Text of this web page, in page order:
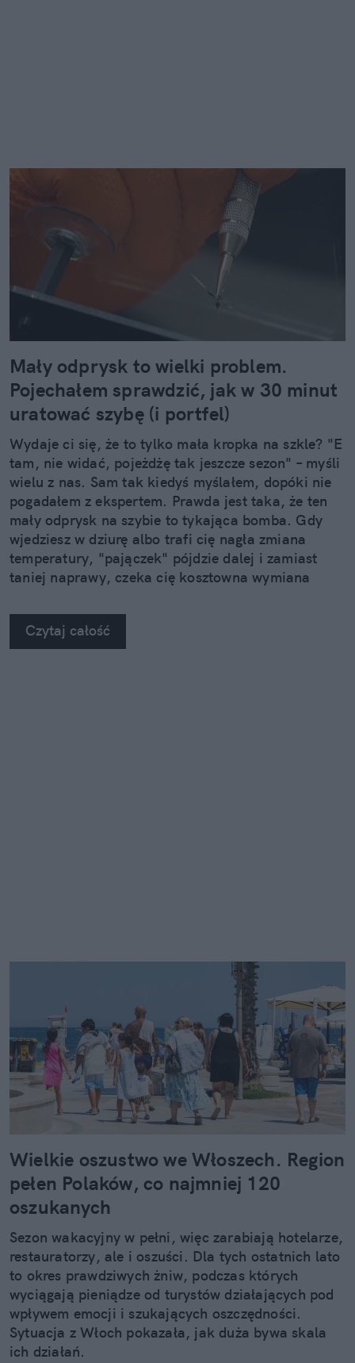
Mały odprysk to wielki problem.
Pojechałem sprawdzić, jak w 30 minut
uratować szybę (i portfel)
Wydaje ci się, że to tylko mała kropka na szkle? "E
tam, nie widać, pojeżdżę tak jeszcze sezon" – myśli
wielu z nas. Sam tak kiedyś myślałem, dopóki nie
pogadałem z ekspertem. Prawda jest taka, że ten
mały odprysk na szybie to tykająca bomba. Gdy
wjedziesz w dziurę albo trafi cię nagła zmiana
temperatury, "pajączek" pójdzie dalej i zamiast
taniej naprawy, czeka cię kosztowna wymiana
na własne oczy zobaczyć, jak profesjonaliści radzą
sobie z takimi uszkodzeniami.
Czytaj całość
Wielkie oszustwo we Włoszech. Region
pełen Polaków, co najmniej 120
oszukanych
Sezon wakacyjny w pełni, więc zarabiają hotelarze,
restauratorzy, ale i oszuści. Dla tych ostatnich lato
to okres prawdziwych żniw, podczas których
wyciągają pieniądze od turystów działających pod
wpływem emocji i szukających oszczędności.
Sytuacja z Włoch pokazała, jak duża bywa skala
ich działań.